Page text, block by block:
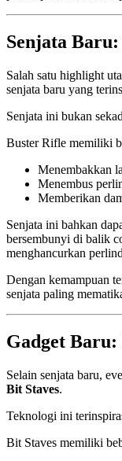
Senjata
Salah satu highlight
senjata baru yang
Senjata ini bukan
Buster Rifle memiliki
Menembakkan
Menembus
Memberikan
Senjata ini bahkan
bersembunyi di balik
menghancurkan
Dengan kemampuan
senjata paling
Gadget Baru:
Selain senjata baru,
Bit Staves.
Teknologi ini
Bit Staves memiliki